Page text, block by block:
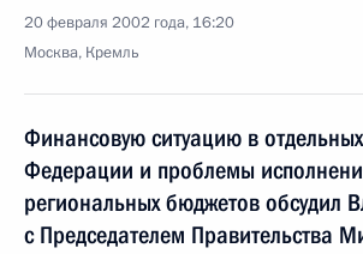
20 февраля 2002 года, 16:20
Москва, Кремль
Финансовую ситуацию в отдельных
Федерации и проблемы
региональных бюджетов обсудил
с Председателем Правительства